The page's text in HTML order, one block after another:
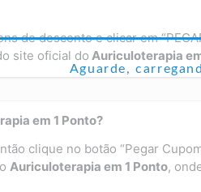
Aguarde,
de desconto e clicar em
site oficial do Auriculoterapia
em 1 Ponto?
clique no botão “Pegar
Auriculoterapia em 1 Ponto,